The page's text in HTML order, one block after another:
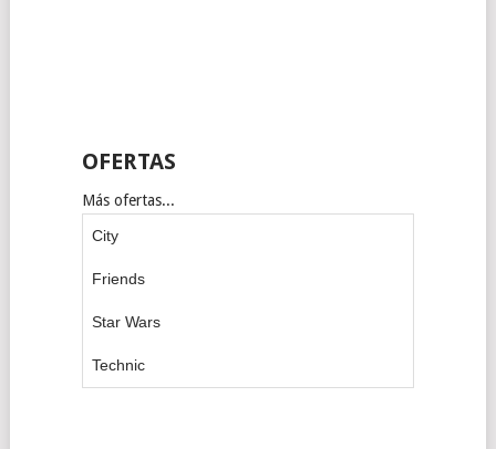
OFERTAS
Más ofertas...
City
Friends
Star Wars
Technic